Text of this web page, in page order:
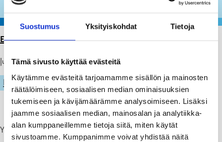
Suostumus Yksityiskohdat Tietoja
Tämä sivusto käyttää evästeitä
Käytämme evästeitä tarjoamamme sisällön ja mainosten
räätälöimiseen, sosiaalisen median ominaisuuksien
tukemiseen ja kävijämäärämme analysoimiseen. Lisäksi
jaamme sosiaalisen median, mainosalan ja analytiikka-
alan kumppaneillemme tietoja siitä, miten käytät
sivustoamme. Kumppanimme voivat yhdistää näitä
ETUSIVU>ARTIKKELIT>HILJAISUUS!
Julkaistu: 11.09.25
LIIKUNTA
Ylioppilaskirjoitukset Tammisaaren palloiluhallissa15-26.9.2025